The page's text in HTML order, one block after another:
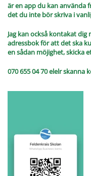
är en app du kan använda
det du inte bör skriva i
Jag kan också kontakat
adressbok för att det ska
en sådan möjighet, skicka
070 655 04 70 elelr skanna